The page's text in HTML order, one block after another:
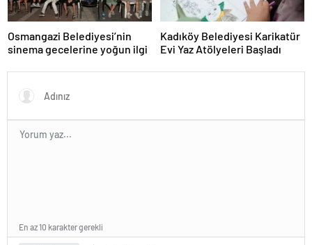
Osmangazi Belediyesi’nin
sinema gecelerine yoğun ilgi
Kadıköy Belediyesi Karikatür
Evi Yaz Atölyeleri Başladı
En az 10 karakter gerekli